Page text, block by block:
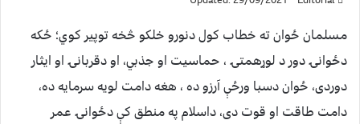
مسلمان ځوان ته خطاب کول دنورو خلکو څخه توپیر کوي؛ ځکه
دځوانۍ دور د لوړهمتۍ ، حماسیت او جذبي، او دقربانۍ او ایثار
دوردی، ځوان دسبا ورځې آرزو ده ، هغه دامت لویه سرمایه ده،
دامت طاقت او قوت دی، داسلام په منطق کې دځوانۍ عمر